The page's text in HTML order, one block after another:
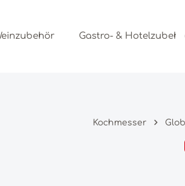
Gastro- &
Kochmesser